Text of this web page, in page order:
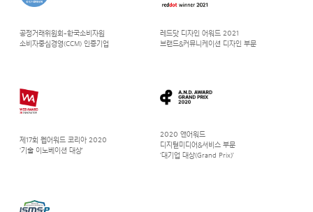
공정거래위원회-한국소비자원
소비자중심경영(CCM) 인증기업
레드닷 디자인 어워드 2021
브랜드&커뮤니케이션 디자인 부문
제17회 웹어워드 코리아 2020
‘기술 이노베이션 대상’
2020 앤어워드
디지털미디어&서비스 부문
‘대기업 대상(Grand Prix)’